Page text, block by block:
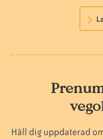
Håll dig uppdaterad